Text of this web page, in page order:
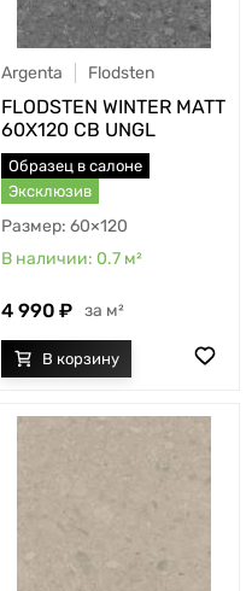
Argenta Flodsten
FLODSTEN WINTER MATT
60X120 CB UNGL
Образец в салоне
Эксклюзив
60×120
0.7 м²
4 990 м²